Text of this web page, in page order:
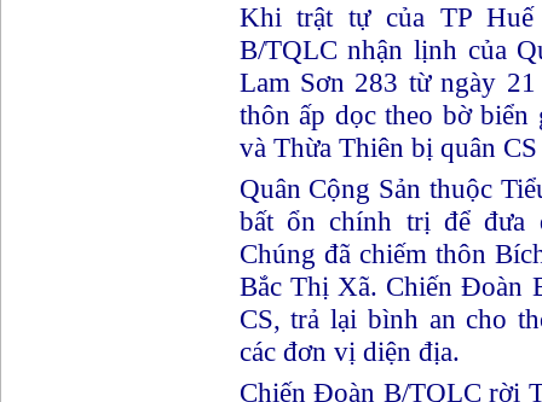
Khi trật tự của TP
B/TQLC nhận lịnh của
Lam Sơn 283 từ ngày
thôn ấp dọc theo bờ
và Thừa Thiên bị quân
Quân Cộng Sản thuộc
bất ổn chính trị để đưa
Chúng đã chiếm thôn
Bắc Thị Xã. Chiến Đoàn
CS, trả lại bình an cho
các đơn vị diện địa.
Chiến Đoàn B/TQLC rời